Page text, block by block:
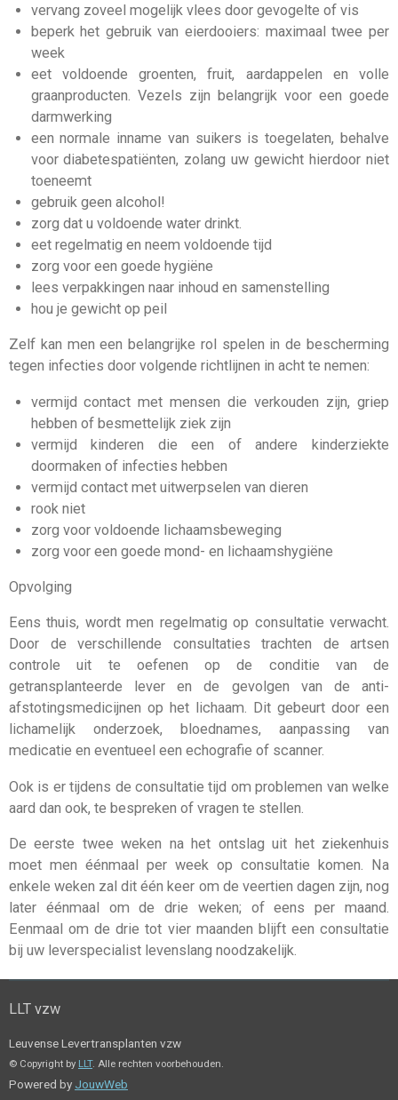
vervang zoveel mogelijk vlees door gevogelte of vis
beperk het gebruik van eierdooiers: maximaal twee per
week
eet voldoende groenten, fruit, aardappelen en volle
graanproducten. Vezels zijn belangrijk voor een goede
darmwerking
een normale inname van suikers is toegelaten, behalve
voor diabetespatiënten, zolang uw gewicht hierdoor niet
toeneemt
gebruik geen alcohol!
zorg dat u voldoende water drinkt.
eet regelmatig en neem voldoende tijd
zorg voor een goede hygiëne
lees verpakkingen naar inhoud en samenstelling
hou je gewicht op peil
Zelf kan men een belangrijke rol spelen in de bescherming
tegen infecties door volgende richtlijnen in acht te nemen:
vermijd contact met mensen die verkouden zijn, griep
hebben of besmettelijk ziek zijn
vermijd kinderen die een of andere kinderziekte
doormaken of infecties hebben
vermijd contact met uitwerpselen van dieren
rook niet
zorg voor voldoende lichaamsbeweging
zorg voor een goede mond- en lichaamshygiëne
Opvolging
Eens thuis, wordt men regelmatig op consultatie verwacht.
Door de verschillende consultaties trachten de artsen
controle uit te oefenen op de conditie van de
getransplanteerde lever en de gevolgen van de anti-
afstotingsmedicijnen op het lichaam. Dit gebeurt door een
lichamelijk onderzoek, bloednames, aanpassing van
medicatie en eventueel een echografie of scanner.
Ook is er tijdens de consultatie tijd om problemen van welke
aard dan ook, te bespreken of vragen te stellen.
De eerste twee weken na het ontslag uit het ziekenhuis
moet men éénmaal per week op consultatie komen. Na
enkele weken zal dit één keer om de veertien dagen zijn, nog
later éénmaal om de drie weken; of eens per maand.
Eenmaal om de drie tot vier maanden blijft een consultatie
bij uw leverspecialist levenslang noodzakelijk.
LLT vzw
Leuvense Levertransplanten vzw
© Copyright by LLT. Alle rechten voorbehouden.
Powered by JouwWeb